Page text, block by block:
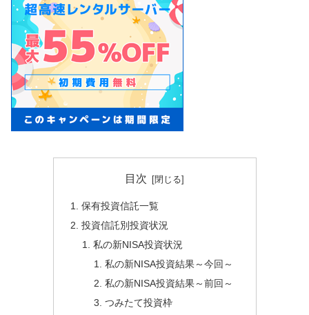
目次
保有投資信託一覧
投資信託別投資状況
私の新NISA投資状況
私の新NISA投資結果～今回～
私の新NISA投資結果～前回～
つみたて投資枠